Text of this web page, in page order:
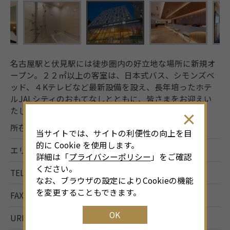
名古屋駅と伏見駅には徒歩圏内の好立地な場所に新規オ
ープン。２２㎡以上の客室は、日本式バス、シモンズベ
ッド、４Kテレビなど最新設備を設え、長年培ったホテ
ルJALシティのおもてなしとともに、皆さまをお迎えい
たします。
所在地
名古屋市中区錦一丁目16番36号
エリア
栄・伏見
TEL
052-204-2580
FAX
052-204-2588
URL
https://www.nagoya-nishiki.jalcity.co.jp/
当サイトでは、サイトの利便性の向上を目
的に Cookie を使用します。
詳細は「プライバシーポリシー 」をご確認
ください。
なお、ブラウザの設定によりCookieの機能
を変更することもできます。
OK